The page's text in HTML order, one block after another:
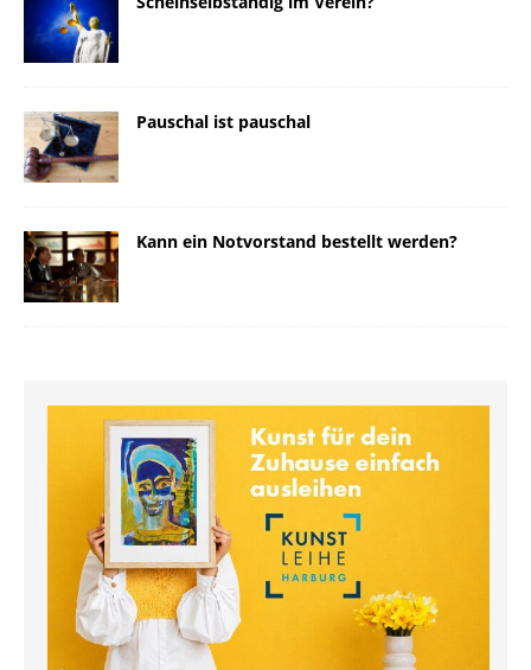
Pauschal ist pauschal
Kann ein Notvorstand bestellt werden?